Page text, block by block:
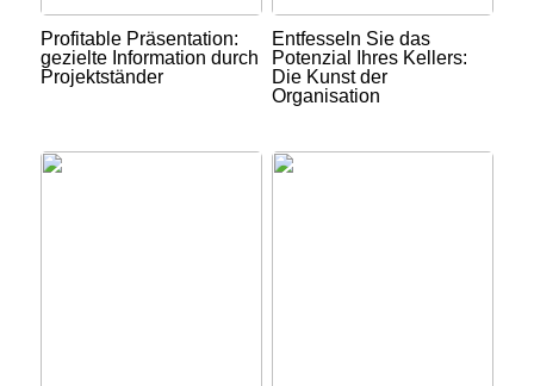
Profitable Präsentation:
gezielte Information durch
Projektständer
Entfesseln Sie das
Potenzial Ihres Kellers:
Die Kunst der
Organisation